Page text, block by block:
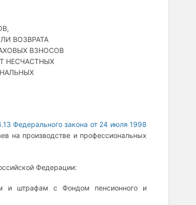
ВОЗВРАТА
ВЗНОСОВ
НЕСЧАСТНЫХ
Федерального закона от 24 июля 1998
на производстве и профессиональных
Федерации:
и штрафам с Фондом пенсионного и